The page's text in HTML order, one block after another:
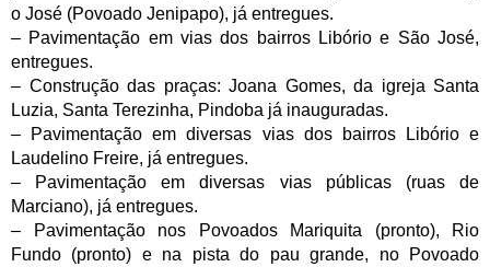
o José (Povoado Jenipapo), já entregues.
– Pavimentação em vias dos bairros Libório e São José,
entregues.
– Construção das praças: Joana Gomes, da igreja Santa
Luzia, Santa Terezinha, Pindoba já inauguradas.
– Pavimentação em diversas vias dos bairros Libório e
Laudelino Freire, já entregues.
– Pavimentação em diversas vias públicas (ruas de
Marciano), já entregues.
– Pavimentação nos Povoados Mariquita (pronto), Rio
Fundo (pronto) e na pista do pau grande, no Povoado